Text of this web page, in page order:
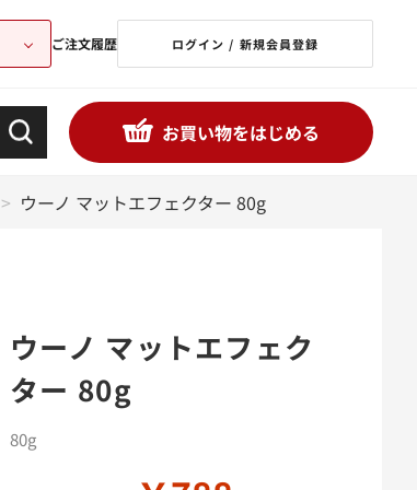
ご注文履歴 ログイン / 新規会員登録
お買い物をはじめる
> ウーノ マットエフェクター 80g
ウーノ マットエフェク
ター 80g
80g